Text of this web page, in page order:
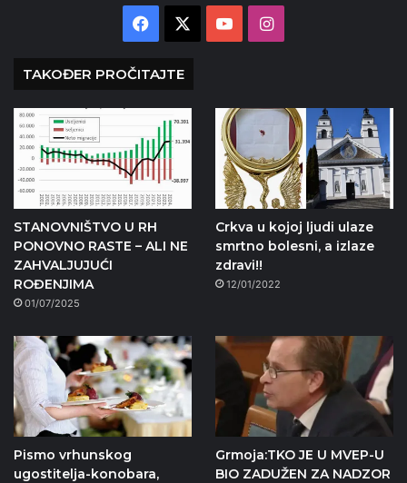
Facebook YouTubeInstagram
TAKOĐER PROČITAJTE
STANOVNIŠTVO U RH
PONOVNO RASTE – ALI NE
ZAHVALJUJUĆI
ROĐENJIMA
01/07/2025
Crkva u kojoj ljudi ulaze
smrtno bolesni, a izlaze
zdravi!!
12/01/2022
Pismo vrhunskog
ugostitelja-konobara,
Grmoja:TKO JE U MVEP-U
BIO ZADUŽEN ZA NADZOR